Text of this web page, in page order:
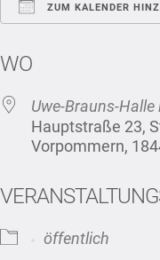
ZUM KALENDER
WO
Uwe-Brauns-
Hauptstraße 23,
Vorpommern,
öffentlich